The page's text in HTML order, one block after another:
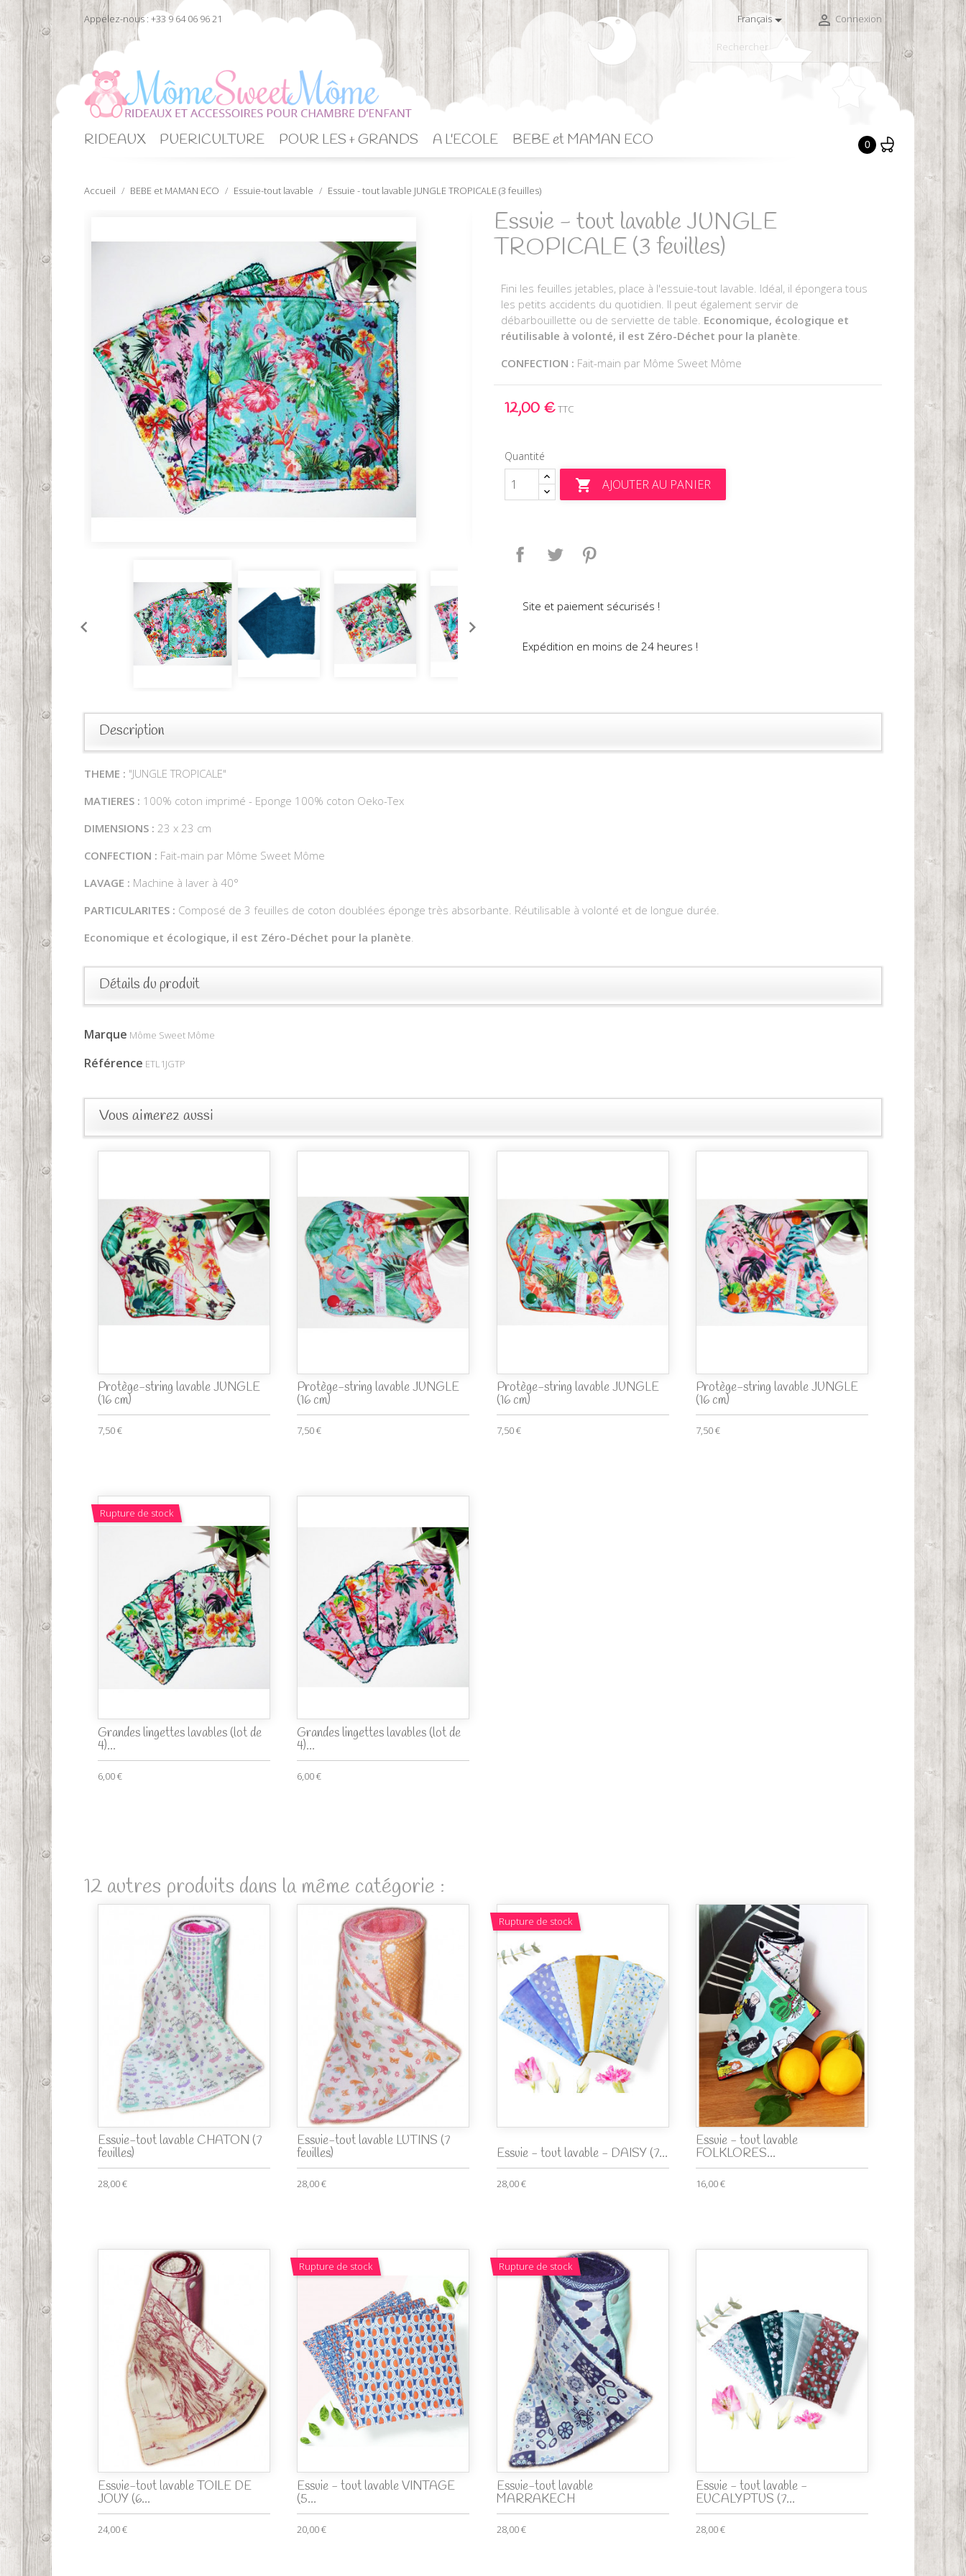
Appelez-nous : +33 9 64 06 96 21 Français  Connexion

RIDEAUX PUERICULTURE POUR LES + GRANDS A L'ECOLE BEBE et MAMAN ECO 0
Accueil BEBE et MAMAN ECO Essuie-tout lavable Essuie - tout lavable JUNGLE TROPICALE (3 feuilles)
Essuie - tout lavable JUNGLE
TROPICALE (3 feuilles)
Fini les feuilles jetables, place à l'essuie-tout lavable. Idéal, il épongera tous
les petits accidents du quotidien. Il peut également servir de
débarbouillette ou de serviette de table. Economique, écologique et
réutilisable à volonté, il est Zéro-Déchet pour la planète
CONFECTION : Fait-main par Môme Sweet Môme
12,00 €TTC
Quantité
 AJOUTER AU PANIER
Partager Tweet
Site et paiement sécurisés !
Expédition en moins de 24 heures !
Description
THEME : "JUNGLE TROPICALE"
MATIERES : 100% coton imprimé - Eponge 100% coton Oeko-Tex
DIMENSIONS : 23 x 23 cm
CONFECTION : Fait-main par Môme Sweet Môme
LAVAGE : Machine à laver à 40°
PARTICULARITES : Composé de 3 feuilles de coton doublées éponge très absorbante. Réutilisable à volonté et de longue durée.
Economique et écologique, il est Zéro-Déchet pour la planète
Détails du produit
Marque Môme Sweet Môme
Référence ETL1JGTP
Vous aimerez aussi
Protège-string lavable JUNGLE
(16 cm)
7,50 €
Protège-string lavable JUNGLE
(16 cm)
7,50 €
Protège-string lavable JUNGLE
(16 cm)
7,50 €
Protège-string lavable JUNGLE
(16 cm)
7,50 €
Rupture de stock
Grandes lingettes lavables (lot de
4)...
6,00 €
Grandes lingettes lavables (lot de
4)...
6,00 €
12 autres produits dans la même catégorie :
Essuie-tout lavable CHATON (7
feuilles)
28,00 €
Essuie-tout lavable LUTINS (7
feuilles)
28,00 €
Rupture de stock
Essuie - tout lavable - DAISY (7...
28,00 €
Essuie - tout lavable
FOLKLORES...
16,00 €
Essuie-tout lavable TOILE DE
JOUY (6...
24,00 €
Rupture de stock
Essuie - tout lavable VINTAGE
(5...
20,00 €
Rupture de stock
Essuie-tout lavable
MARRAKECH
28,00 €
Essuie - tout lavable -
EUCALYPTUS (7...
28,00 €